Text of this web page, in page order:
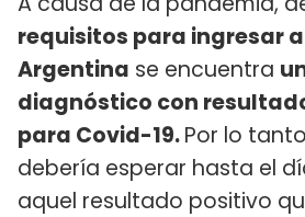
requisitos para ingresar
Argentina se encuentra
diagnóstico con
para Covid-19.Por lo
debería esperar hasta el
aquel resultado positivo